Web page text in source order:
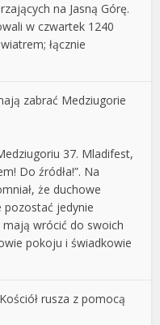
na Jasną Górę.
w czwartek 1240
łącznie
zabrać Medziugorie
37. Mladifest,
Do źródła!”. Na
że duchowe
pozostać jedynie
wrócić do swoich
pokoju i świadkowie
rusza z pomocą